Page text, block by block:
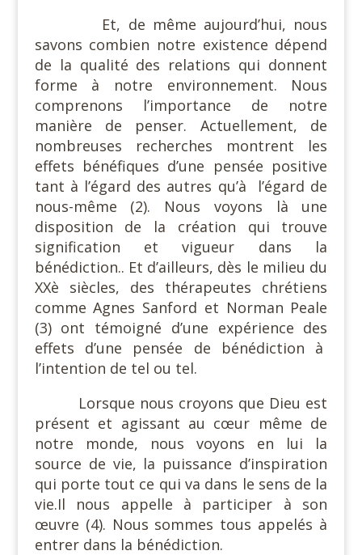
Et, de même aujourd’hui, nous
savons combien notre existence dépend
de la qualité des relations qui donnent
forme à notre environnement. Nous
comprenons l’importance de notre
manière de penser. Actuellement, de
nombreuses recherches montrent les
effets bénéfiques d’une pensée positive
tant à l’égard des autres qu’à
l’égard de
nous-même (2). Nous voyons là une
disposition de la création qui trouve
signification et vigueur dans la
bénédiction.. Et d’ailleurs, dès le milieu du
XXè siècles, des thérapeutes chrétiens
comme Agnes Sanford et Norman Peale
(3) ont témoigné d’une expérience des
effets d’une pensée de bénédiction à
l’intention de tel ou tel.
Lorsque nous croyons que Dieu est
présent et agissant au cœur même de
notre monde, nous voyons en lui la
source de vie, la puissance d’inspiration
qui porte tout ce qui va dans le sens de la
vie.Il nous appelle à participer à son
œuvre (4). Nous sommes tous appelés à
entrer dans la bénédiction.